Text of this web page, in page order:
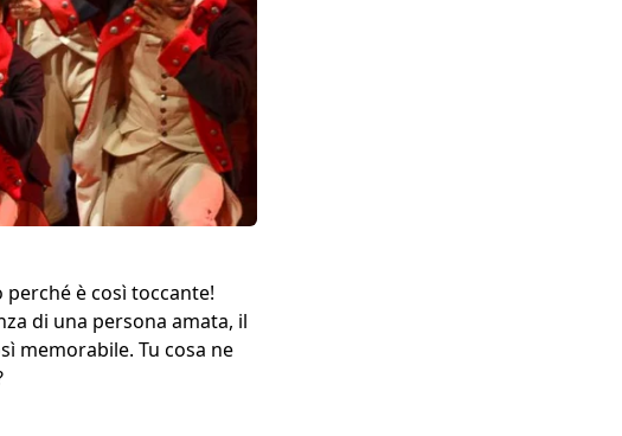
è così toccante!
di una persona amata, il
memorabile. Tu cosa ne